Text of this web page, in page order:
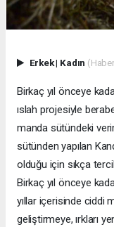
Erkek| Kadın
Birkaç yıl önceye
ıslah projesiyle
manda sütündeki
sütünden yapılan
olduğu için sıkça
Birkaç yıl önceye
yıllar içerisinde ciddi
geliştirmeye, ırkları